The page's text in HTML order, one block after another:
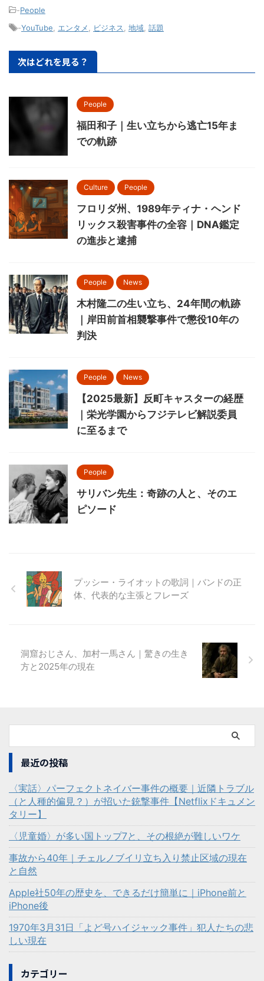
-People
-YouTube エンタメ ビジネス 地域 話題
次はどれを見る？
People
福田和子｜生い立ちから逃亡15年ま
での軌跡
Culture People
フロリダ州、1989年ティナ・ヘンド
リックス殺害事件の全容｜DNA鑑定
の進歩と逮捕
People News
木村隆二の生い立ち、24年間の軌跡
｜岸田前首相襲撃事件で懲役10年の
判決
People News
【2025最新】反町キャスターの経歴
｜栄光学園からフジテレビ解説委員
に至るまで
People
サリバン先生：奇跡の人と、そのエ
ピソード
プッシー・ライオットの歌詞｜バンドの正
体、代表的な主張とフレーズ
洞窟おじさん、加村一馬さん｜驚きの生き
方と2025年の現在
最近の投稿
〈実話〉パーフェクトネイバー事件の概要｜近隣トラブル
（と人種的偏見？）が招いた銃撃事件【Netflixドキュメン
タリー】
〈児童婚〉が多い国トップ7と、その根絶が難しいワケ
事故から40年｜チェルノブイリ立ち入り禁止区域の現在
と自然
Apple社50年の歴史を、できるだけ簡単に｜iPhone前と
iPhone後
1970年3月31日「よど号ハイジャック事件」犯人たちの悲
しい現在
カテゴリー